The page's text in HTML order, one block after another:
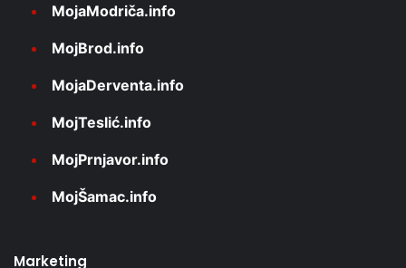
MojaModriča.info
MojBrod.info
MojaDerventa.info
MojTeslić.info
MojPrnjavor.info
MojŠamac.info
Marketing